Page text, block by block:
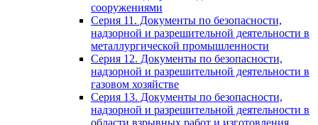
сооружениями
Серия 11. Документы по безопасности,
надзорной и разрешительной деятельности в
металлургической промышленности
Серия 12. Документы по безопасности,
надзорной и разрешительной деятельности в
газовом хозяйстве
Серия 13. Документы по безопасности,
надзорной и разрешительной деятельности в